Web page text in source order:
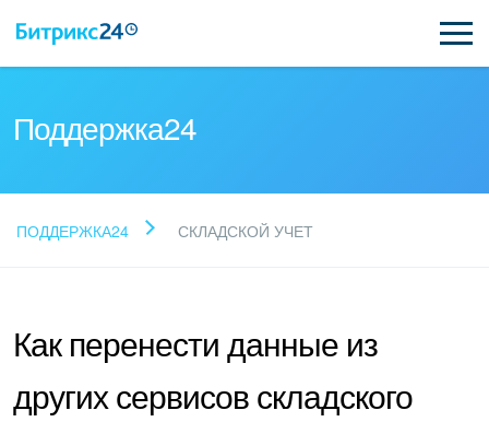
Прочитайте готовые
Новые статьи
Поддержка Битрикс24
Поддержка24
ПОДДЕРЖКА24 СКЛАДСКОЙ УЧЕТ
Как перенести данные из
других сервисов складского